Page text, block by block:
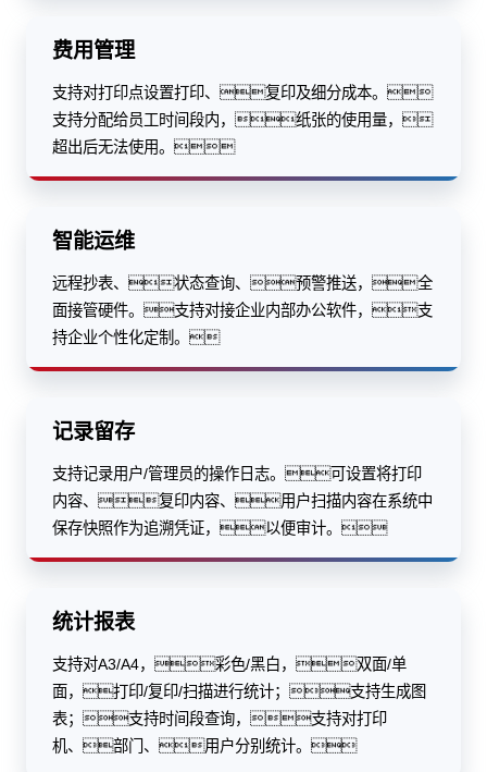
费用管理
支持对打印点设置打印、复印及细分成本。
支持分配给员工时间段内，纸张的使用量，
超出后无法使用。
智能运维
远程抄表、状态查询、预警推送，全
面接管硬件。支持对接企业内部办公软件，支
持企业个性化定制。
记录留存
支持记录用户/管理员的操作日志。可设置将打印
内容、复印内容、用户扫描内容在系统中
保存快照作为追溯凭证，以便审计。
统计报表
支持对A3/A4，彩色/黑白，双面/单
面，打印/复印/扫描进行统计；支持生成图
表；支持时间段查询，支持对打印
机、部门、用户分别统计。